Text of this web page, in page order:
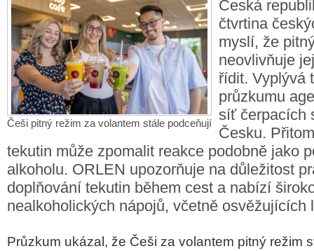
Češi pitný režim za volantem stále podceňují
Česká
čtvrtina
myslí, že
neovlivňuje
řídit. Vyplývá
průzkumu
síť čerpacích
Česku.
tekutin může zpomalit reakce podobně jako
alkoholu. ORLEN upozorňuje na důležitost
doplňování tekutin během cest a nabízí
nealkoholických nápojů, včetně osvěžujících
Průzkum ukázal, že Češi za volantem pitný režim